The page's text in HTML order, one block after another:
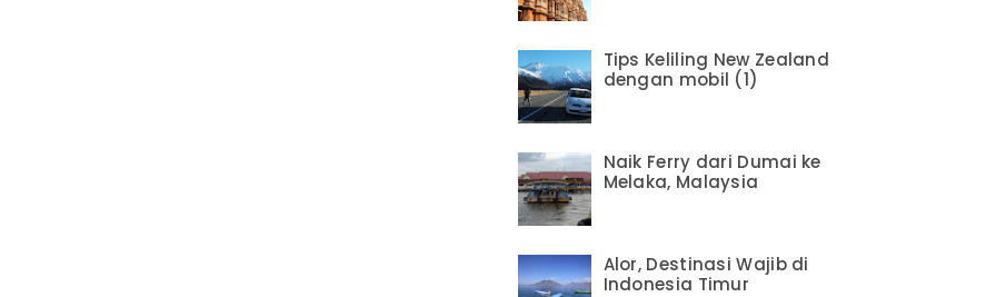
Tips Keliling New Zealand
dengan mobil (1)
Naik Ferry dari Dumai ke
Melaka, Malaysia
Alor, Destinasi Wajib di
Indonesia Timur